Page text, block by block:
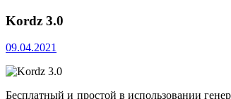
Kordz 3.0
09.04.2021
Бесплатный и простой в использовании